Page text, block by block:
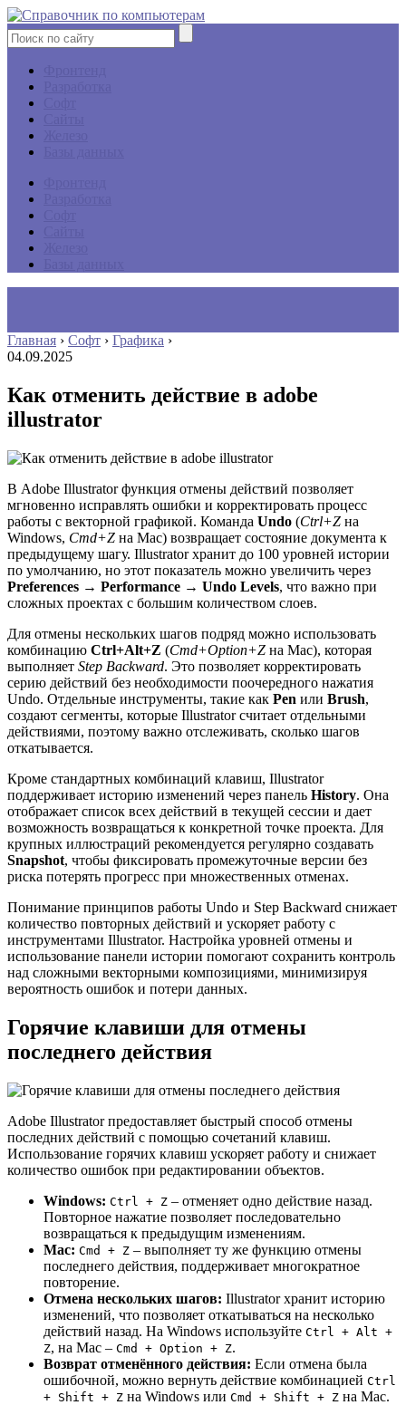
Главная › Софт › Графика ›
04.09.2025
Как отменить действие в adobe
illustrator
В Adobe Illustrator функция отмены действий позволяет
мгновенно исправлять ошибки и корректировать процесс
работы с векторной графикой. Команда Undo (Ctrl+Z на
Windows, Cmd+Z на Mac) возвращает состояние документа к
предыдущему шагу. Illustrator хранит до 100 уровней истории
по умолчанию, но этот показатель можно увеличить через
Preferences → Performance → Undo Levels, что важно при
сложных проектах с большим количеством слоев.
Для отмены нескольких шагов подряд можно использовать
комбинацию Ctrl+Alt+Z (Cmd+Option+Z на Mac), которая
выполняет Step Backward. Это позволяет корректировать
серию действий без необходимости поочередного нажатия
Undo. Отдельные инструменты, такие как Pen или Brush,
создают сегменты, которые Illustrator считает отдельными
действиями, поэтому важно отслеживать, сколько шагов
откатывается.
Кроме стандартных комбинаций клавиш, Illustrator
поддерживает историю изменений через панель History. Она
отображает список всех действий в текущей сессии и дает
возможность возвращаться к конкретной точке проекта. Для
крупных иллюстраций рекомендуется регулярно создавать
Snapshot, чтобы фиксировать промежуточные версии без
риска потерять прогресс при множественных отменах.
Понимание принципов работы Undo и Step Backward снижает
количество повторных действий и ускоряет работу с
инструментами Illustrator. Настройка уровней отмены и
использование панели истории помогают сохранить контроль
над сложными векторными композициями, минимизируя
вероятность ошибок и потери данных.
Горячие клавиши для отмены
последнего действия
Adobe Illustrator предоставляет быстрый способ отмены
последних действий с помощью сочетаний клавиш.
Использование горячих клавиш ускоряет работу и снижает
количество ошибок при редактировании объектов.
Windows: Ctrl + Z – отменяет одно действие назад.
Повторное нажатие позволяет последовательно
возвращаться к предыдущим изменениям.
Mac: Cmd + Z – выполняет ту же функцию отмены
последнего действия, поддерживает многократное
повторение.
Отмена нескольких шагов: Illustrator хранит историю
изменений, что позволяет откатываться на несколько
действий назад. На Windows используйте Ctrl + Alt +
Z, на Mac – Cmd + Option + Z.
Возврат отменённого действия: Если отмена была
ошибочной, можно вернуть действие комбинацией Ctrl
+ Shift + Z на Windows или Cmd + Shift + Z на Mac.